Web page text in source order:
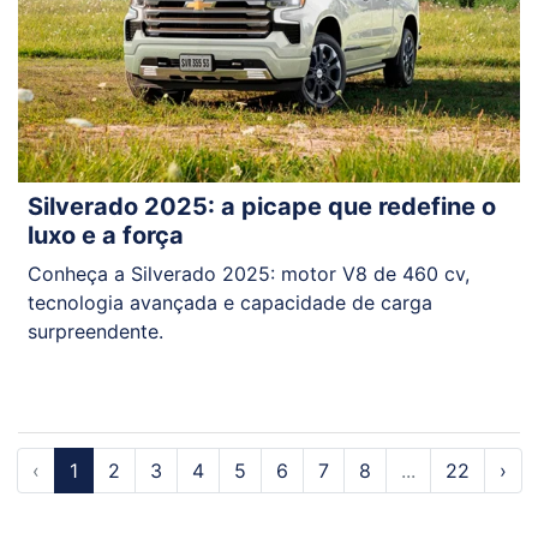
Silverado 2025: a picape que redefine o
luxo e a força
Conheça a Silverado 2025: motor V8 de 460 cv,
tecnologia avançada e capacidade de carga
surpreendente.
‹ 1 2 3 4 5 6 7 8 ... 22 ›